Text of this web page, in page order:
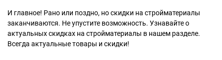
И главное! Рано или поздно, но скидки на стройматериалы
заканчиваются. Не упустите возможность. Узнавайте о
актуальных скидках на стройматериалы в нашем разделе.
Всегда актуальные товары и скидки!